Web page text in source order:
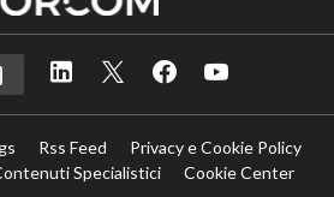
Rss Feed
Privacy e Cookie Policy
Specialistici
Cookie Center